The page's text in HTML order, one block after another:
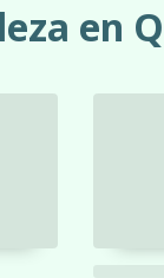
en